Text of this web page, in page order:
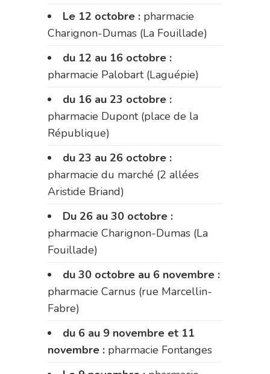
Le 12 octobre : pharmacie
Charignon-Dumas (La Fouillade)
du 12 au 16 octobre :
pharmacie Palobart (Laguépie)
du 16 au 23 octobre :
pharmacie Dupont (place de la
République)
du 23 au 26 octobre :
pharmacie du marché (2 allées
Aristide Briand)
Du 26 au 30 octobre :
pharmacie Charignon-Dumas (La
Fouillade)
du 30 octobre au 6 novembre :
pharmacie Carnus (rue Marcellin-
Fabre)
du 6 au 9 novembre et 11
novembre : pharmacie Fontanges